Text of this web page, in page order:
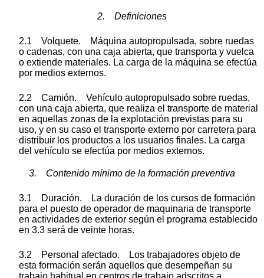
2. Definiciones
2.1 Volquete. Máquina autopropulsada, sobre ruedas
o cadenas, con una caja abierta, que transporta y vuelca
o extiende materiales. La carga de la máquina se efectúa
por medios externos.
2.2 Camión. Vehículo autopropulsado sobre ruedas,
con una caja abierta, que realiza el transporte de material
en aquellas zonas de la explotación previstas para su
uso, y en su caso el transporte externo por carretera para
distribuir los productos a los usuarios finales. La carga
del vehículo se efectúa por medios externos.
3. Contenido mínimo de la formación preventiva
3.1 Duración. La duración de los cursos de formación
para el puesto de operador de maquinaria de transporte
en actividades de exterior según el programa establecido
en 3.3 será de veinte horas.
3.2 Personal afectado. Los trabajadores objeto de
esta formación serán aquellos que desempeñan su